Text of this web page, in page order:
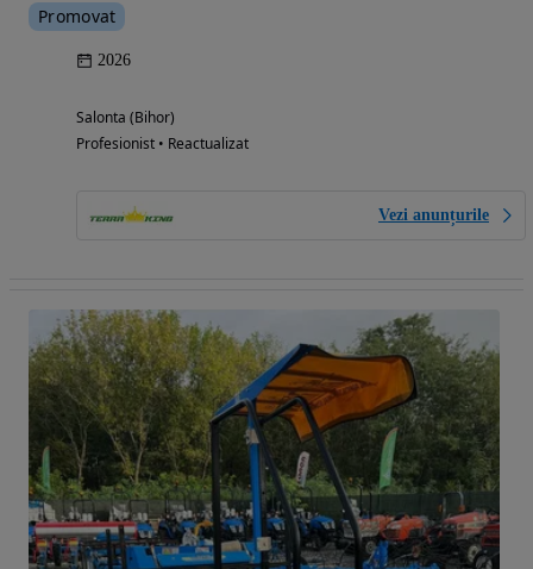
Promovat
2026
Salonta (Bihor)
Profesionist • Reactualizat
Vezi anunțurile